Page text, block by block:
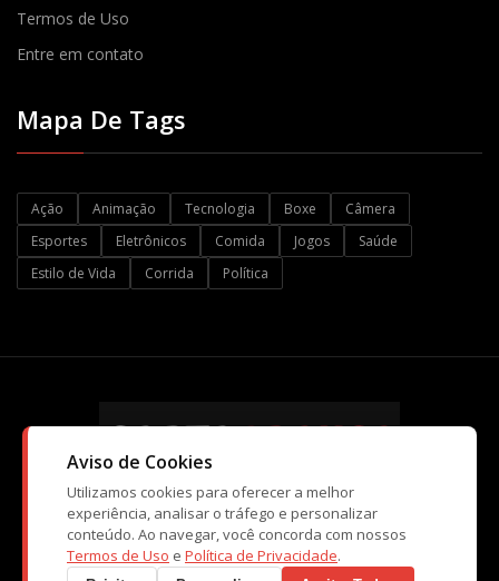
Termos de Uso
Entre em contato
Mapa De Tags
Ação Animação Tecnologia Boxe
Câmera
Esportes
Eletrônicos Comida Jogos
Saúde
Estilo de Vida
Corrida Política
© Copyright CartaBranca 2026. Kopi Tecnologia e Atividades de
Ensino Ltda
Aviso de Cookies
Utilizamos cookies para oferecer a melhor
experiência, analisar o tráfego e personalizar
conteúdo. Ao navegar, você concorda com nossos
Termos de Uso e Política de Privacidade.